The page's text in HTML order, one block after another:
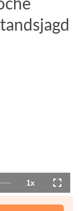
1xPlayback
Rate